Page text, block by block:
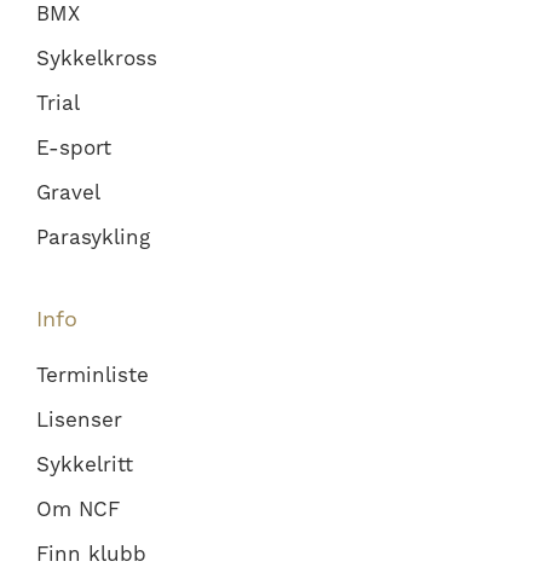
BMX
Sykkelkross
Trial
E-sport
Gravel
Parasykling
Info
Terminliste
Lisenser
Sykkelritt
Om NCF
Finn klubb